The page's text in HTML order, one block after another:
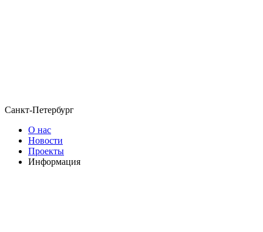
Санкт-Петербург
О нас
Новости
Проекты
Информация